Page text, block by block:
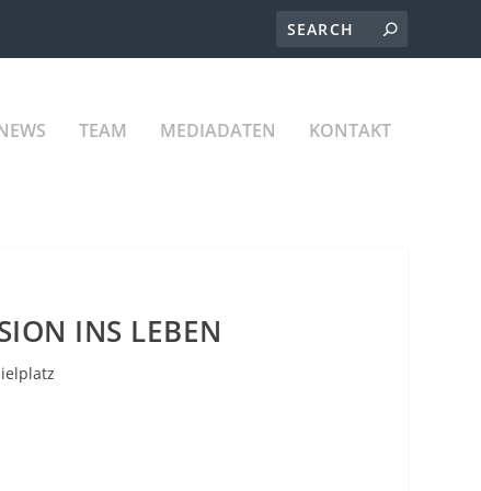
TEAM MEDIADATEN KONTAKT
INS LEBEN